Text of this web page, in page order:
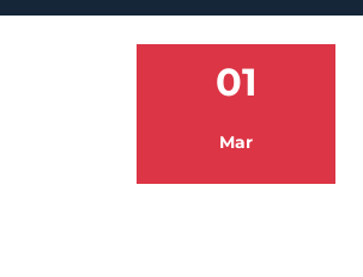
01
Mar